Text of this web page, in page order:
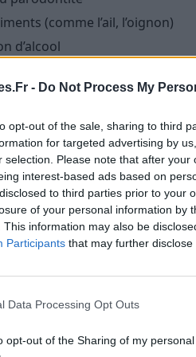
- Do Not Process My
opt-out of the sale, sharing to third
for targeted advertising by
selection. Please note that after
interest-based ads based on
to third parties prior to your
of your personal information by
This information may also be
Participants that may further
Data Processing Opt Outs
opt-out of the Sharing of my personal
(comme l’ail, l’oignon)
d’alcool
ou le diabète
mauvaise haleine ?
de votre poignet, laisser
vous pourriez avoir
essentiel d’adopter une